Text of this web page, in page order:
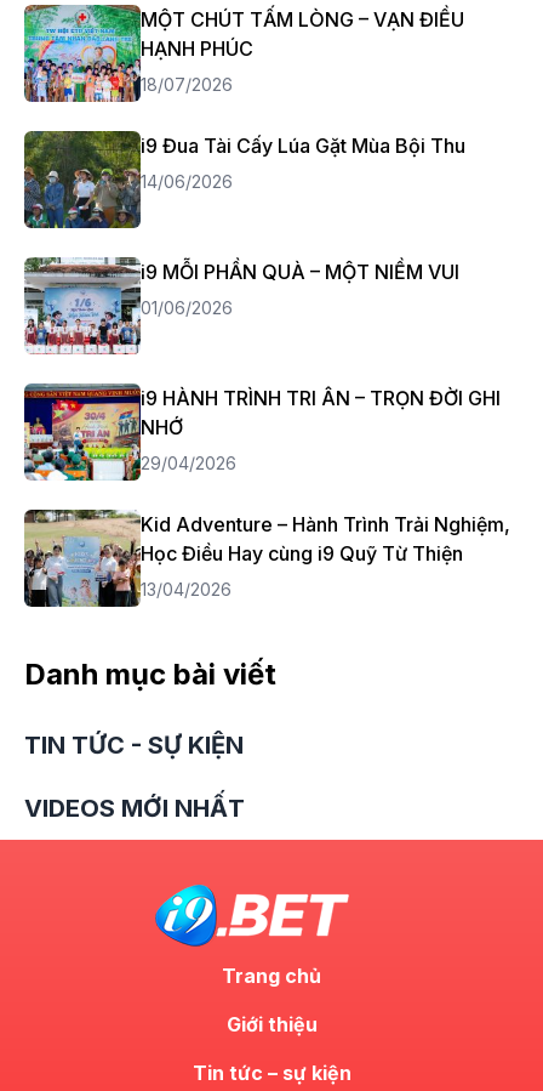
MỘT CHÚT TẤM LÒNG – VẠN ĐIỀU
HẠNH PHÚC
18/07/2026
i9 Đua Tài Cấy Lúa Gặt Mùa Bội Thu
14/06/2026
i9 MỖI PHẦN QUÀ – MỘT NIỀM VUI
01/06/2026
i9 HÀNH TRÌNH TRI ÂN – TRỌN ĐỜI GHI
NHỚ
29/04/2026
Kid Adventure – Hành Trình Trải Nghiệm,
Học Điều Hay cùng i9 Quỹ Từ Thiện
13/04/2026
Danh mục bài viết
TIN TỨC - SỰ KIỆN
VIDEOS MỚI NHẤT
Trang chủ
Giới thiệu
Tin tức – sự kiện